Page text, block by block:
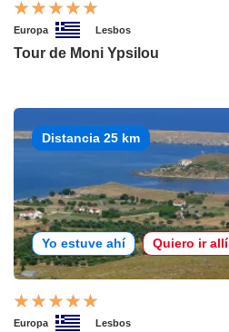
Europa Lesbos
Tour de Moni Ypsilou
Distancia 25 km
Yo estuve ahí Quiero ir allí
Europa Lesbos